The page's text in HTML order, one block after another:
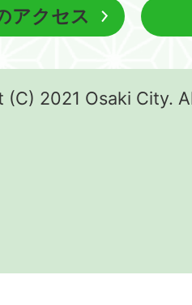
アクセス
(C) 2021 Osaki City.